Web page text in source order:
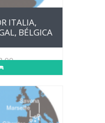
ITALIA,
BÉLGICA